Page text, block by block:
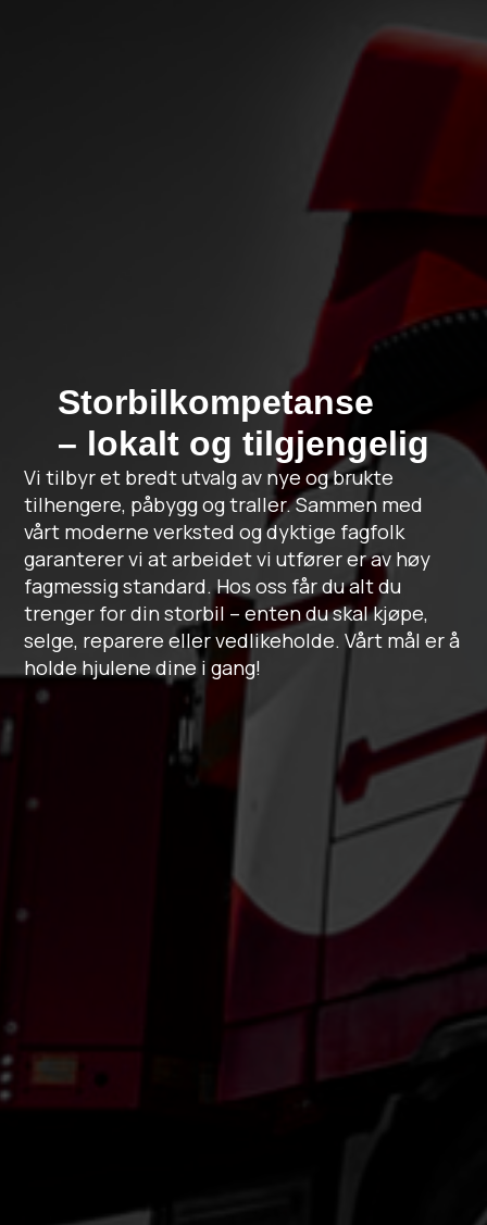
Storbilkompetanse
– lokalt og tilgjengelig
Vi tilbyr et bredt utvalg av nye og brukte
tilhengere, påbygg og traller. Sammen med
vårt moderne verksted og dyktige fagfolk
garanterer vi at arbeidet vi utfører er av høy
fagmessig standard. Hos oss får du alt du
trenger for din storbil – enten du skal kjøpe,
selge, reparere eller vedlikeholde. Vårt mål er å
holde hjulene dine i gang!